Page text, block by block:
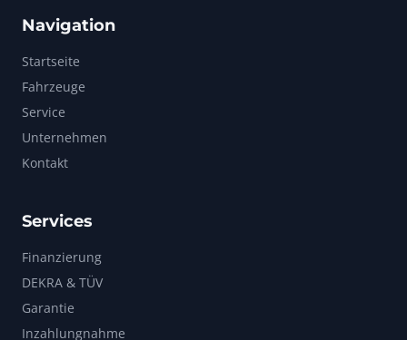
Navigation
Startseite
Fahrzeuge
Service
Unternehmen
Kontakt
Services
Finanzierung
DEKRA & TÜV
Garantie
Inzahlungnahme